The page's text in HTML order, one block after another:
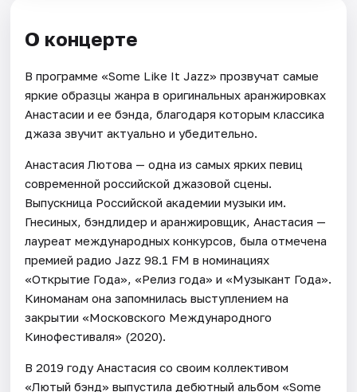
О концерте
В программе «Some Like It Jazz» прозвучат самые
яркие образцы жанра в оригинальных аранжировках
Анастасии и ее бэнда, благодаря которым классика
джаза звучит актуально и убедительно.
Анастасия Лютова — одна из самых ярких певиц
современной российской джазовой сцены.
Выпускница Российской академии музыки им.
Гнесиных, бэндлидер и аранжировщик, Анастасия —
лауреат международных конкурсов, была отмечена
премией радио Jazz 98.1 FM в номинациях
«Открытие Года», «Релиз года» и «Музыкант Года».
Киноманам она запомнилась выступлением на
закрытии «Московского Международного
Кинофестиваля» (2020).
В 2019 году Анастасия со своим коллективом
«Лютый бэнд» выпустила дебютный альбом «Some